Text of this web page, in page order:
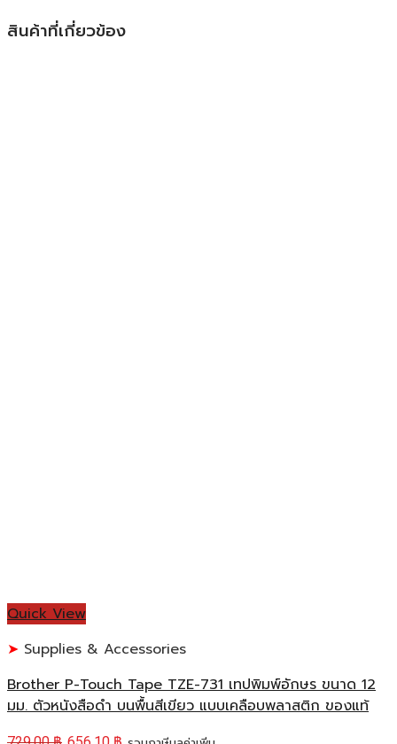
สินค้าที่เกี่ยวข้อง
Quick View
Supplies & Accessories
Brother P-Touch Tape TZE-731 เทปพิมพ์อักษร ขนาด 12
มม. ตัวหนังสือดำ บนพื้นสีเขียว แบบเคลือบพลาสติก ของแท้